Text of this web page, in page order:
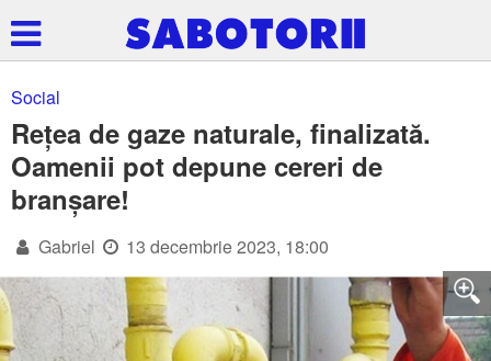
Social
Rețea de gaze naturale, finalizată.
Oamenii pot depune cereri de
branșare!
Gabriel 13 decembrie 2023, 18:00